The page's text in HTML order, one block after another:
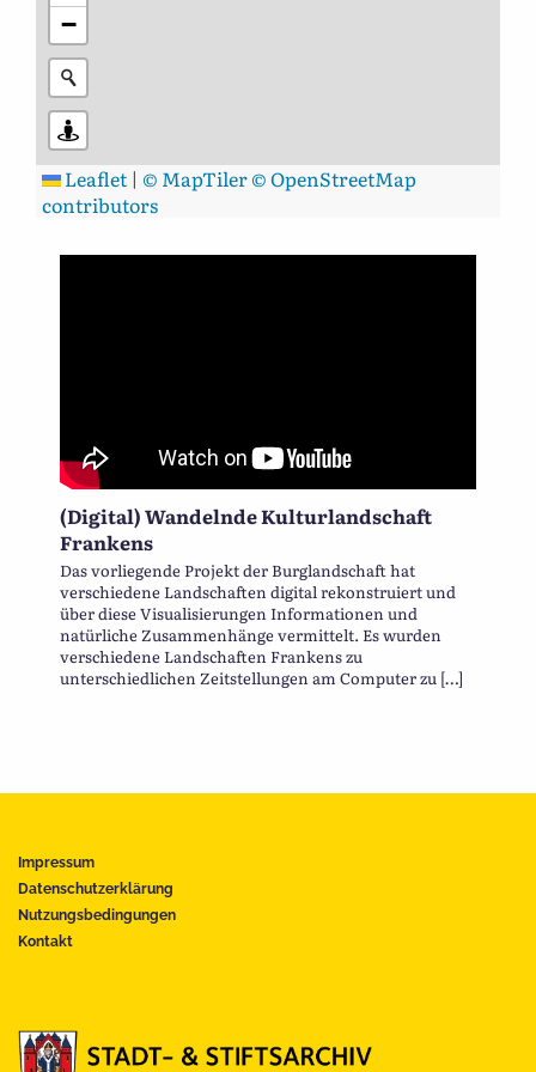
−
Leaflet | © MapTiler© OpenStreetMap
contributors
(Digital) Wandelnde Kulturlandschaft
Frankens
Das vorliegende Projekt der Burglandschaft hat
verschiedene Landschaften digital rekonstruiert und
über diese Visualisierungen Informationen und
natürliche Zusammenhänge vermittelt. Es wurden
verschiedene Landschaften Frankens zu
unterschiedlichen Zeitstellungen am Computer zu […]
Impressum
Datenschutzerklärung
Nutzungsbedingungen
Kontakt